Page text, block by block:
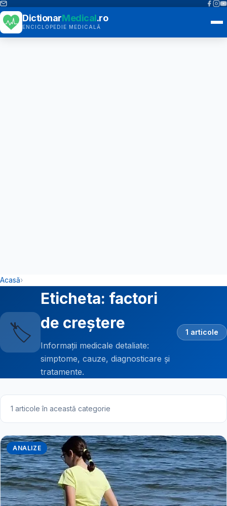
DictionarMedical.ro
ENCICLOPEDIE MEDICALĂ
Acasă›
🏷️
Eticheta: factori
de creștere
Informații medicale detaliate:
simptome, cauze, diagnosticare și
tratamente.
1 articole
1 articole în această categorie
ANALIZE